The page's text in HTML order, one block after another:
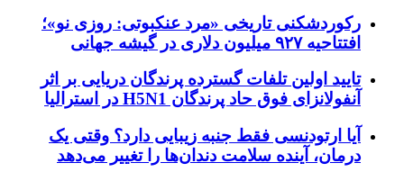
رکوردشکنی تاریخی «مرد عنکبوتی: روزی نو»؛
افتتاحیه ۹۲۷ میلیون دلاری در گیشه جهانی
تایید اولین تلفات گسترده پرندگان دریایی بر اثر
آنفولانزای فوق حاد پرندگان H5N1 در استرالیا
آیا ارتودنسی فقط جنبه زیبایی دارد؟ وقتی یک
درمان، آینده سلامت دندان‌ها را تغییر می‌دهد